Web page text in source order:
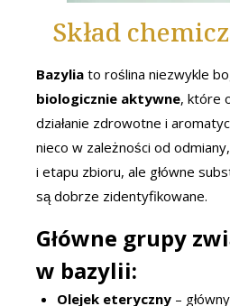
Skład
Bazylia to roślina niezwykle
biologicznie aktywne, które
działanie zdrowotne i
nieco w zależności od
i etapu zbioru, ale główne
są dobrze zidentyfikowane.
Główne grupy
w bazylii:
Olejek eteryczny–